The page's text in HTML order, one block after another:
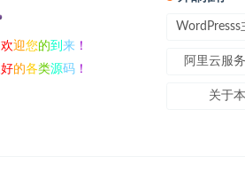
欢迎您的到 来！
好的各类源码！
WordPresss
阿里云服
关于